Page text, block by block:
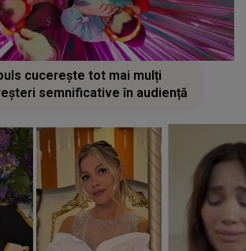
cucerește tot mai mulți
semnificative în audiență